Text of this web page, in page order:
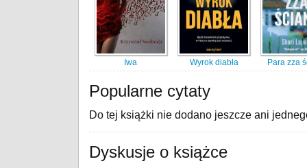
Iwa Wyrok diabła Para zza
Popularne cytaty
Do tej książki nie dodano jeszcze ani
Dyskusje o książce